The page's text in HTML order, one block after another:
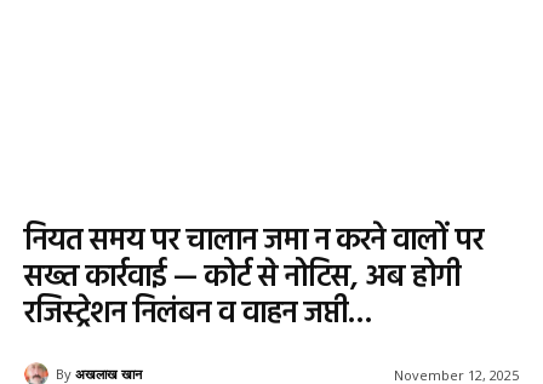
नियत समय पर चालान जमा न करने वालों पर
सख्त कार्रवाई — कोर्ट से नोटिस, अब होगी
रजिस्ट्रेशन निलंबन व वाहन जप्ती…
By अखलाख खान November 12, 2025